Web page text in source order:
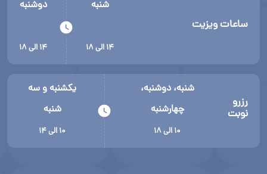
ساعات ویزیت
شنبه
۱۴ الی ۱۸
دوشنبه
۱۴ الی ۱۸
رزرو
نوبت
شنبه، دوشنبه،
چهارشنبه
۱۰ الی ۱۸
یکشنبه و سه
شنبه
۱۰ الی ۱۴